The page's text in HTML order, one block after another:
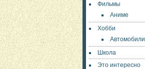
Фильмы
Аниме
Хобби
Автомобили
Школа
Это интересно